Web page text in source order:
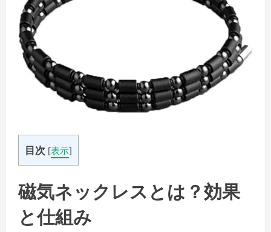
目次 [表示]
磁気ネックレスとは？効果
と仕組み